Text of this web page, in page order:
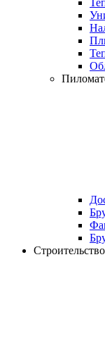
Строительство